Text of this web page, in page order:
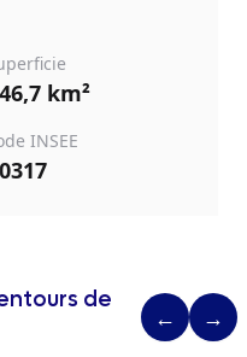
km²
INSEE
de
← →